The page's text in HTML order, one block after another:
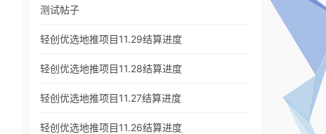
测试帖子
轻创优选地推项目11.29结算进度
轻创优选地推项目11.28结算进度
轻创优选地推项目11.27结算进度
轻创优选地推项目11.26结算进度